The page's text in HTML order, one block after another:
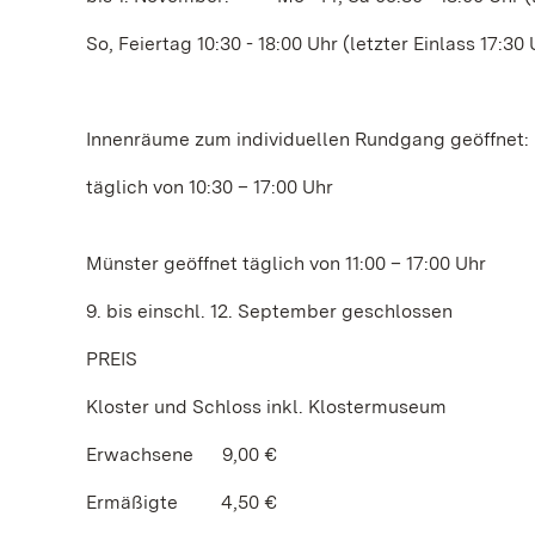
So, Feiertag 10:30 - 18:00 Uhr (letzter Einlass 17:30
Innenräume zum individuellen Rundgang geöffnet:
täglich von 10:30 – 17:00 Uhr
Münster geöffnet täglich von 11:00 – 17:00 Uhr
9. bis einschl. 12. September geschlossen
PREIS
Kloster und Schloss inkl. Klostermuseum
Erwachsene 9,00 €
Ermäßigte 4,50 €